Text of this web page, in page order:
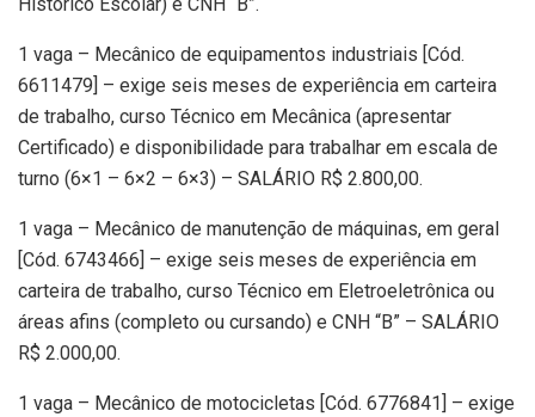
1 vaga – Mecânico de equipamentos industriais [Cód.
6611479] – exige seis meses de experiência em carteira
de trabalho, curso Técnico em Mecânica (apresentar
Certificado) e disponibilidade para trabalhar em escala de
turno (6×1 – 6×2 – 6×3) – SALÁRIO R$ 2.800,00.
1 vaga – Mecânico de manutenção de máquinas, em geral
[Cód. 6743466] – exige seis meses de experiência em
carteira de trabalho, curso Técnico em Eletroeletrônica ou
áreas afins (completo ou cursando) e CNH “B” – SALÁRIO
R$ 2.000,00.
1 vaga – Mecânico de motocicletas [Cód. 6776841] – exige